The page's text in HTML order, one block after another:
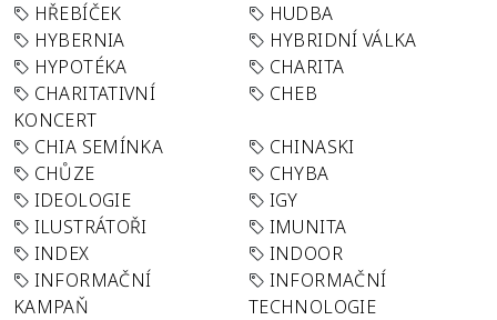
HŘEBÍČEK
HUDBA
HYBERNIA
HYBRIDNÍ VÁLKA
HYPOTÉKA
CHARITA
CHARITATIVNÍ
KONCERT
CHEB
CHIA SEMÍNKA
CHINASKI
CHŮZE
CHYBA
IDEOLOGIE
IGY
ILUSTRÁTOŘI
IMUNITA
INDEX
INDOOR
INFORMAČNÍ
KAMPAŇ
INFORMAČNÍ
TECHNOLOGIE